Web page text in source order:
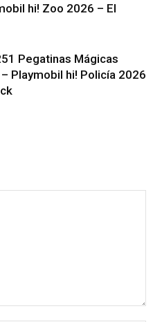
hi! Zoo 2026 – El
Pegatinas Mágicas
Playmobil hi! Policía 2026